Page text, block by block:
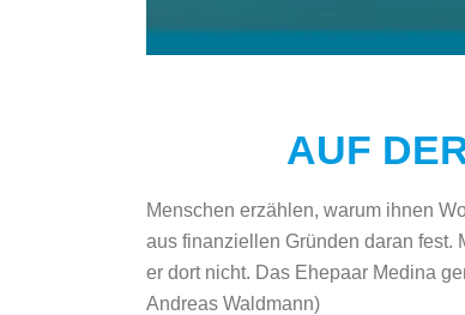
AUF
Menschen erzählen, warum ihnen
aus finanziellen Gründen daran fest.
er dort nicht. Das Ehepaar Medina
Andreas Waldmann)